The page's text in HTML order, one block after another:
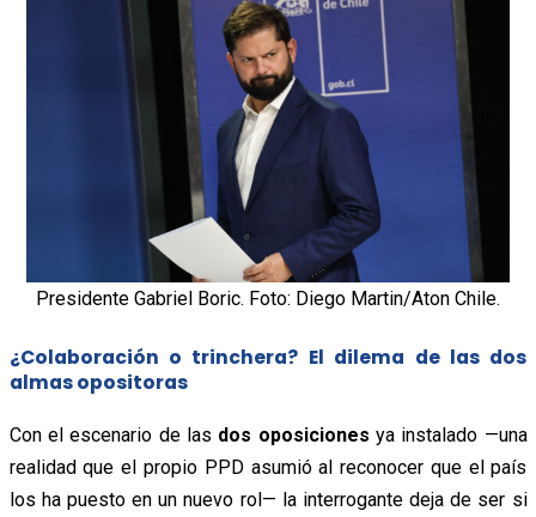
Presidente Gabriel Boric. Foto: Diego Martin/Aton Chile.
¿Colaboración o trinchera? El dilema de las dos
almas opositoras
Con el escenario de las dos oposiciones ya instalado —una
realidad que el propio PPD asumió al reconocer que el país
los ha puesto en un nuevo rol— la interrogante deja de ser si